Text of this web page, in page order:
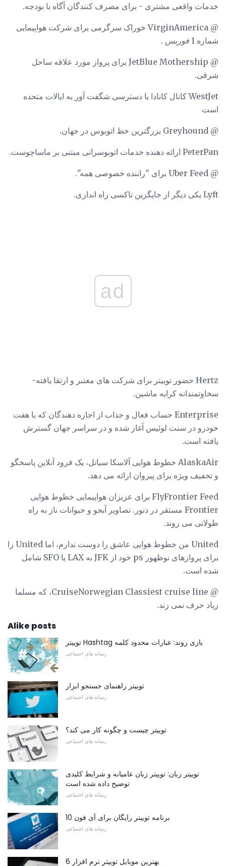
خدمات واقعی مشتری - برای مصرف کنندگان آگاه با بودجه.
@ VirginAmerica خوراک سرگرمی برای شرکت هواپیمایی
شماره 1
فوربس .
@ JetBlue Mothership برای پرواز مورد علاقه ساحل
شرقی.
WestJet کانال کانادا با دسترسی شگفت آور به ایالات متحده
است
@ Greyhound بزرگترین خط اتوبوس در جهان.
PeterPan ارائه دهنده خدمات اتوبوسرانی مبتنی بر ماساچوست.
@ Uber Feed برای "راننده خصوصی همه".
Lyft یکی دیگر از جایگزین تاکسی راه اندازی.
ad
Hertz حضور توییتر برای شرکت های معتبر و ارتقا یافته-
سخاوتمندانه کرایه ماشین.
Enterprise حساب فعال و جذاب از اجاره دهندگان که با هفت
خودرو در سنت لوئیس آغاز شده و در سراسر جهان گسترش
یافته است.
AlaskaAir خطوط هوایی آلاسکا سیاتل، یک فرود آنلاین پاسخگو
و تخفیف ویژه برای پیروان ارائه می دهد.
FlyFrontier Feed برای عزیزان هواپیمایی خطوط هوایی
Frontier مستقر در دنور. تصاویر آبجو و حیوانات ناز به راه
طولانی می روند.
United من خطوط هوایی عاشق را دوست ندارم، اما United را
برای پروازهای نوظهور ps خود از JFK به LAX یا SFO شامل
شده است.
@ CruiseNorwegian Classiest cruise line، که مسلما
زیاد حرف نمی زند.
Alike posts
توییتر Hashtag بازی روند: عبارات محدود کلمه
رسانه های اجتماعی
توییتر راهنمای جستجو ابزار
رسانه های اجتماعی
توییتر چیست و چگونه کار می کند؟
رسانه های اجتماعی
توییتر زبان: توییتر زبان عامیانه و شرایط کلیدی
توضیح داده شده است
رسانه های اجتماعی
10 برنامه توییتر رایگان برای آی فون
رسانه های اجتماعی
6 بهترین موبایل توییتر نرم افزار